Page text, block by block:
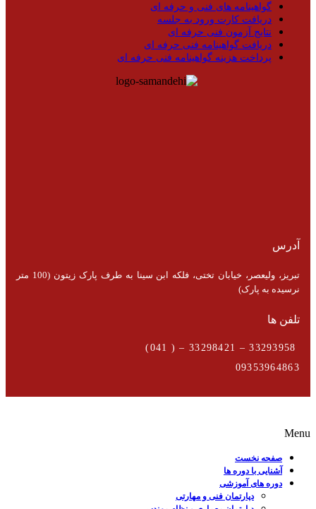
گواهینامه های فنی و حرفه ای
دریافت کارت ورود به جلسه
نتایج آزمون فنی حرفه ای
دریافت گواهینامه فنی حرفه ای
پرداخت هزینه گواهینامه فنی حرفه ای
آدرس
تبریز، ولیعصر، خیابان تختی، فلکه ابن سینا به طرف پارک زیتون (100 متر
نرسیده به پارک)
تلفن ها
09353964863
Menu
صفحه نخست
آشنایی با دوره ها
دوره های آموزشی
دپارتمان فنی و مهارتی